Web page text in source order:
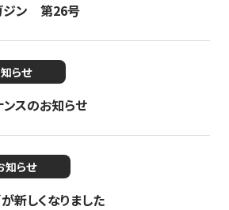
ジン 第26号
らせ
ンスのお知らせ
知らせ
新しくなりました